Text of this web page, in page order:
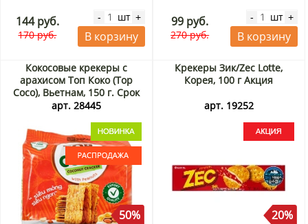
144 руб.
170 руб.
- шт +
В корзину
99 руб.
270 руб.
- шт +
В корзину
Кокосовые крекеры с
арахисом Топ Коко (Top
Coco), Вьетнам, 150 г. Срок
до 06.09.2026. Распродажа
арт. 28445
50%
Крекеры Зик/Zec Lotte,
Корея, 100 г Акция
арт. 19252
20%